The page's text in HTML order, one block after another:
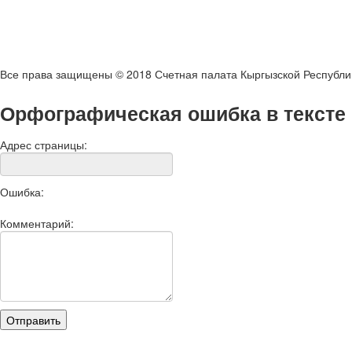
Все права защищены © 2018 Счетная палата Кыргызской
Орфографическая ошибка в тексте
Адрес страницы:
Ошибка:
Комментарий: